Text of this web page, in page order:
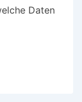
Daten